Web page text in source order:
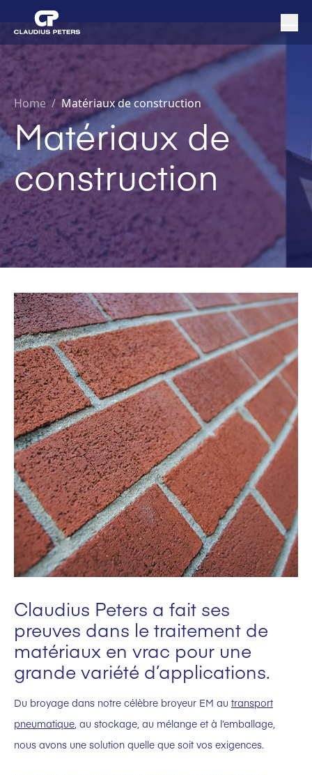
Home / Matériaux de construction
Matériaux de
construction
Claudius Peters a fait ses
preuves dans le traitement de
matériaux en vrac pour une
grande variété d’applications.
Du broyage dans notre célèbre broyeur EM au transport
pneumatique, au stockage, au mélange et à l’emballage,
nous avons une solution quelle que soit vos exigences.